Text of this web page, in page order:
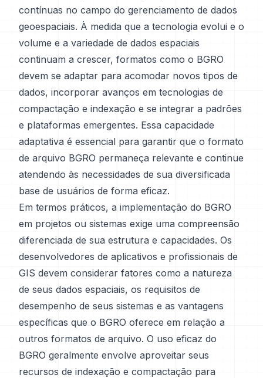
contínuas no campo do gerenciamento de dados
geoespaciais. À medida que a tecnologia evolui e o
volume e a variedade de dados espaciais
continuam a crescer, formatos como o BGRO
devem se adaptar para acomodar novos tipos de
dados, incorporar avanços em tecnologias de
compactação e indexação e se integrar a padrões
e plataformas emergentes. Essa capacidade
adaptativa é essencial para garantir que o formato
de arquivo BGRO permaneça relevante e continue
atendendo às necessidades de sua diversificada
base de usuários de forma eficaz.
Em termos práticos, a implementação do BGRO
em projetos ou sistemas exige uma compreensão
diferenciada de sua estrutura e capacidades. Os
desenvolvedores de aplicativos e profissionais de
GIS devem considerar fatores como a natureza
de seus dados espaciais, os requisitos de
desempenho de seus sistemas e as vantagens
específicas que o BGRO oferece em relação a
outros formatos de arquivo. O uso eficaz do
BGRO geralmente envolve aproveitar seus
recursos de indexação e compactação para